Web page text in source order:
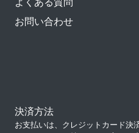
お問い合わせ
決済方法
お支払いは、クレジットカード決